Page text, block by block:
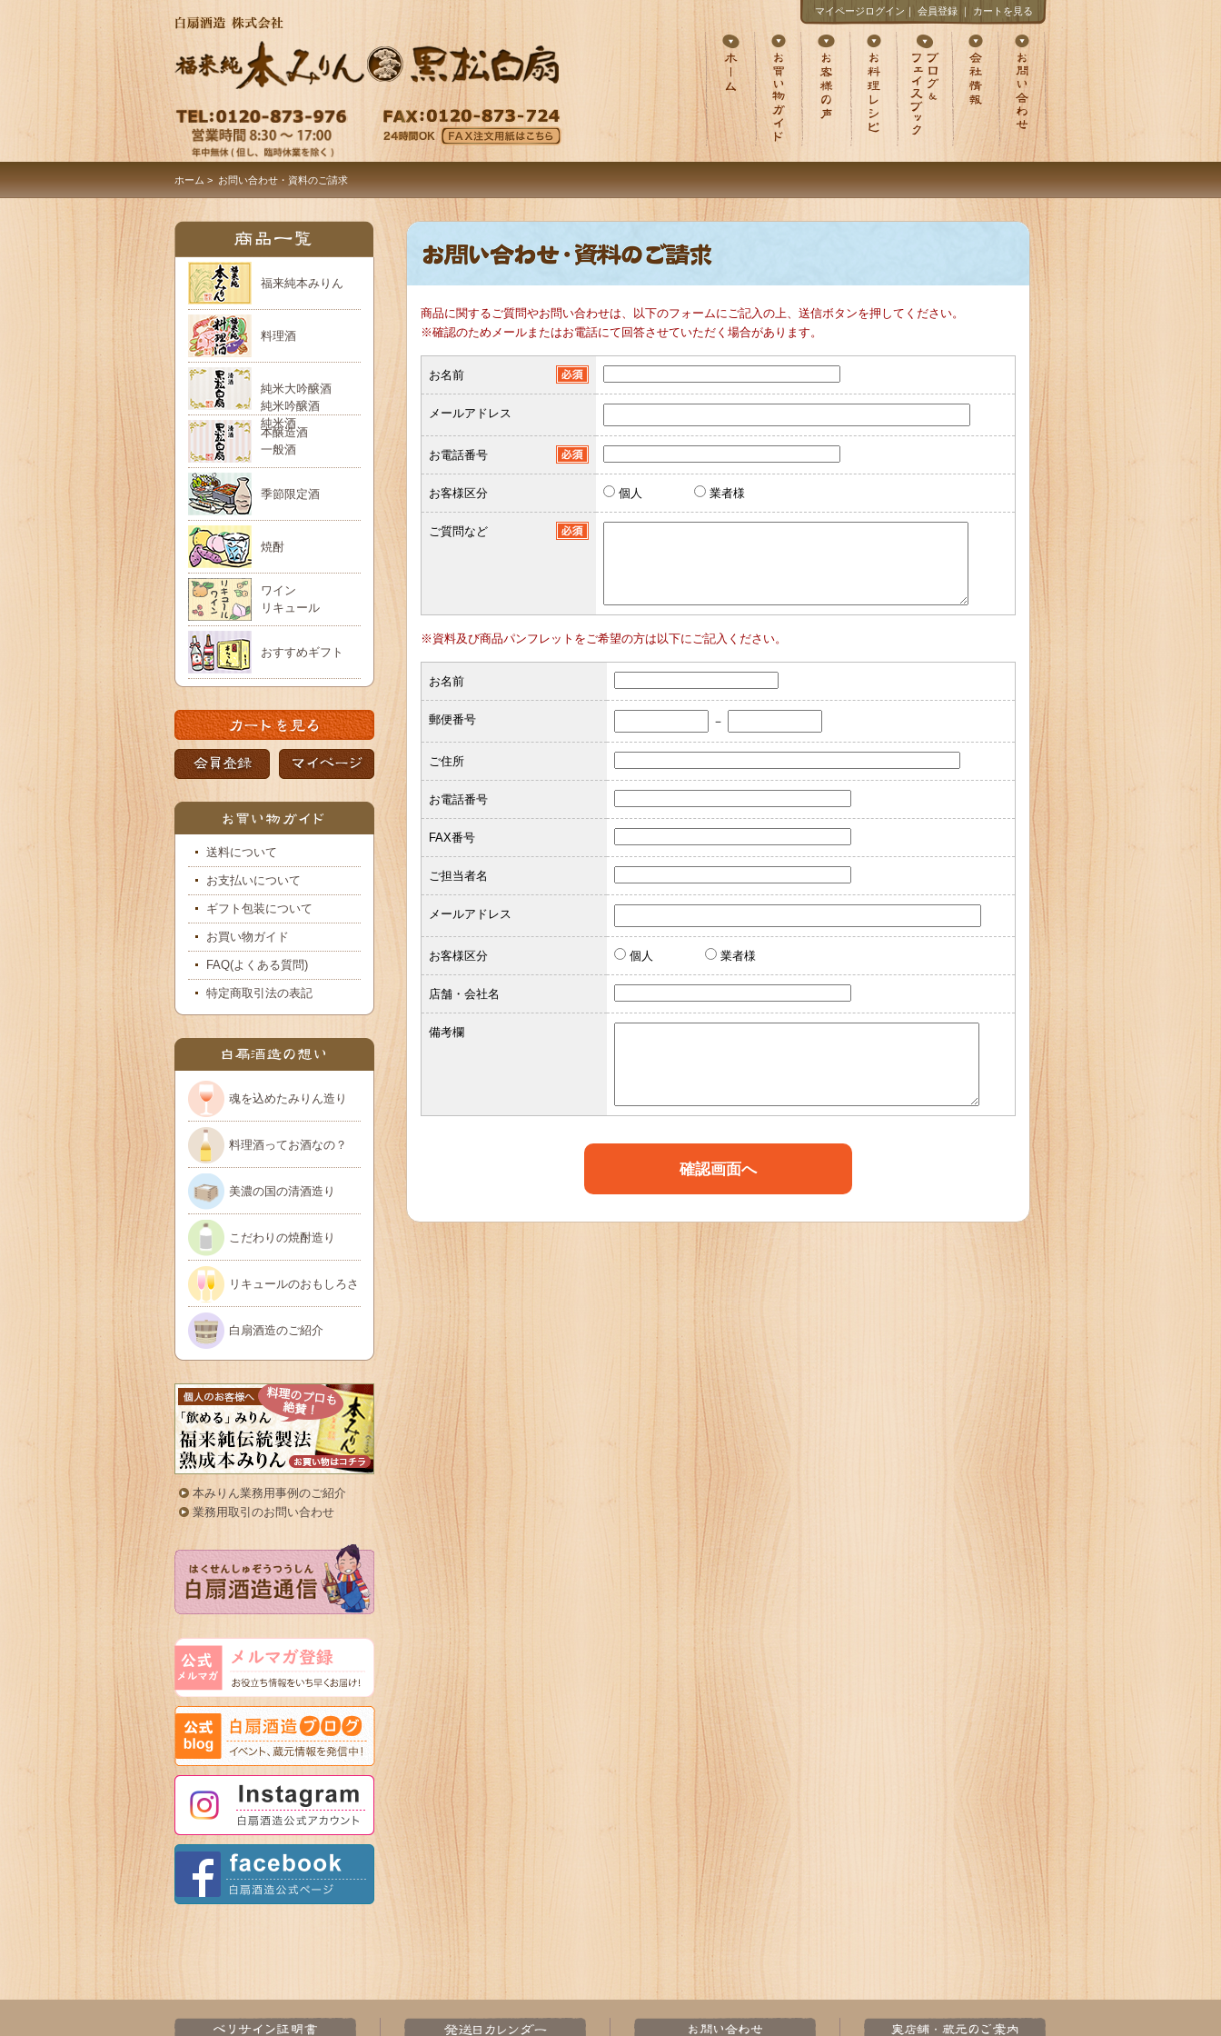
マイページログイン ｜ 会員登録｜ カートを見る
ホーム > お問い合わせ・資料のご請求
商品に関するご質問やお問い合わせは、以下のフォームにご記入の上、送信ボタンを押してください。
※確認のためメールまたはお電話にて回答させていただく場合があります。
お名前
メールアドレス
お電話番号
お客様区分 個人 業者様
ご質問など
※資料及び商品パンフレットをご希望の方は以下にご記入ください。
お名前
郵便番号 －
ご住所
お電話番号
FAX番号
ご担当者名
メールアドレス
お客様区分 個人 業者様
店舗・会社名
備考欄
福来純本みりん
料理酒
純米大吟醸酒
純米吟醸酒
純米酒
本醸造酒
一般酒
季節限定酒
焼酎
ワイン
リキュール
おすすめギフト
送料について
お支払いについて
ギフト包装について
お買い物ガイド
FAQ(よくある質問)
特定商取引法の表記
魂を込めたみりん造り
料理酒ってお酒なの？
美濃の国の清酒造り
こだわりの焼酎造り
リキュールのおもしろさ
白扇酒造のご紹介
本みりん業務用事例のご紹介
業務用取引のお問い合わせ